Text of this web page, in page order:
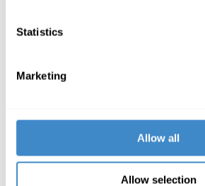
Statistics
Marketing
Allow all
Allow selection
mit ComLine weiter ausbauen zu
zuvor in Deutschland, können nun
Tony Williams,
Bendsen haben wir einen dänischen
mit Händlern und Profikunden
Flensburger Firmensitz nur einen